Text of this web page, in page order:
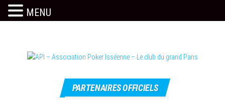
API –
Association
officiel
PARTENAIRES OFFICIELS
MENU